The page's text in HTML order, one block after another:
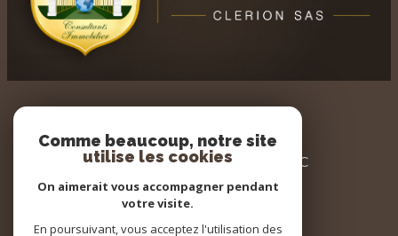
AGENCE IMMOWEB
3 PLACE DU GENERAL LECLERC
60700 PONT STE MAXENCE
03 44 32 34 20
Comme beaucoup, notre site
utilise les cookies
On aimerait vous accompagner pendant
votre visite.
En poursuivant, vous acceptez l'utilisation des